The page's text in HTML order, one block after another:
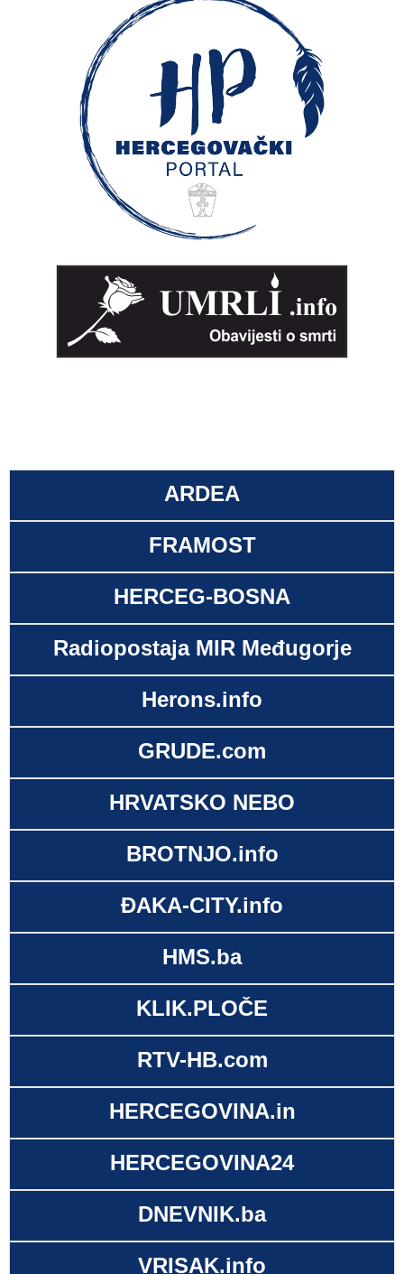
ARDEA
FRAMOST
HERCEG-BOSNA
Radiopostaja MIR Međugorje
Herons.info
GRUDE.com
HRVATSKO NEBO
BROTNJO.info
ĐAKA-CITY.info
HMS.ba
KLIK.PLOČE
RTV-HB.com
HERCEGOVINA.in
HERCEGOVINA24
DNEVNIK.ba
VRISAK.info